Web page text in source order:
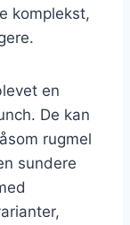
komplekst,
en
De kan
rugmel
sundere